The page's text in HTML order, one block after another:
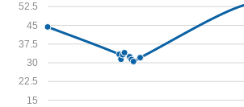
15
22.5
30
37.5
45
52.5